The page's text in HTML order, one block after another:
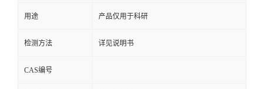
用途 产品仅用于科研
检测方法 详见说明书
CAS编号